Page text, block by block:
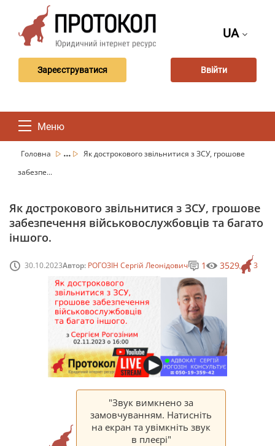
UA
Зареєструватися Ввійти
Меню
Головна ...
Як дострокового звільнитися з ЗСУ, грошове
забезпе...
Як дострокового звільнитися з ЗСУ, грошове
забезпечення військовослужбовців та багато
іншого.
30.10.2023Автор: РОГОЗІН Сергій Леонідович 3
1 3529
"Звук вимкнено за
замовчуванням. Натисніть
на екран та увімкніть звук
в плеєрі"